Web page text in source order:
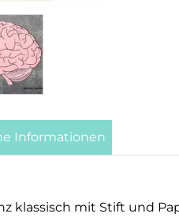
Informationen
klassisch mit Stift und